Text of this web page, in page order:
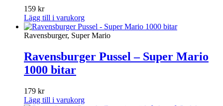
159 kr
Lägg till i varukorg
Ravensburger, Super Mario
Ravensburger Pussel – Super Mario
1000 bitar
179 kr
Lägg till i varukorg